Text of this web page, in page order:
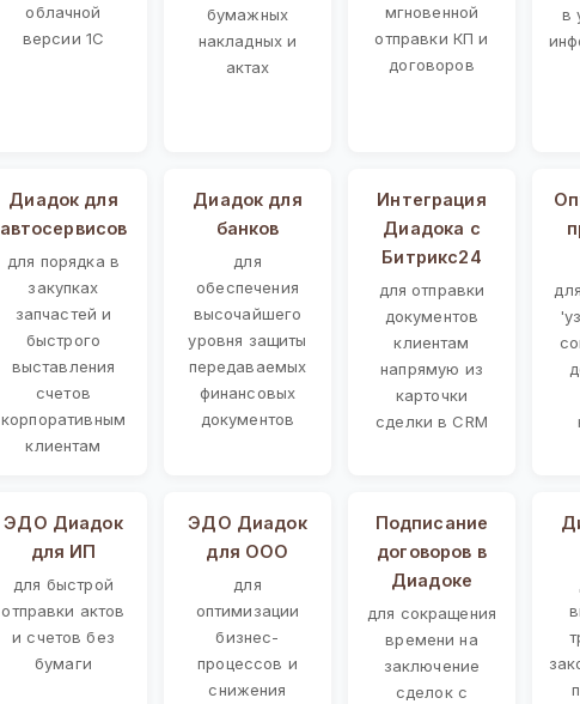
облачной
версии 1С
бумажных
накладных и
актах
мгновенной
отправки КП и
договоров
в
Диадок для
автосервисов
для порядка в
закупках
запчастей и
быстрого
выставления
счетов
корпоративным
клиентам
Диадок для
банков
для
обеспечения
высочайшего
уровня защиты
передаваемых
финансовых
документов
Интеграция
Диадока с
Битрикс24
для отправки
документов
клиентам
напрямую из
карточки
сделки в CRM
ЭДО Диадок
для ИП
для быстрой
отправки актов
и счетов без
бумаги
ЭДО Диадок
для ООО
для
оптимизации
бизнес-
процессов и
снижения
Подписание
договоров в
Диадоке
для сокращения
времени на
заключение
сделок с